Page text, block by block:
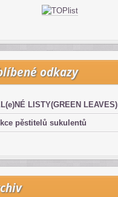
odkazy
LISTY(GREEN LEAVES)
pěstitelů sukulentů